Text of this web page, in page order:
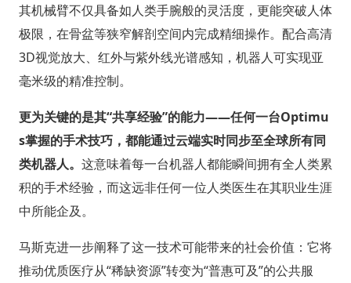
其机械臂不仅具备如人类手腕般的灵活度，更能突破人体
极限，在骨盆等狭窄解剖空间内完成精细操作。配合高清
3D视觉放大、红外与紫外线光谱感知，机器人可实现亚
毫米级的精准控制。
更为关键的是其“共享经验”的能力——任何一台Optimu
s掌握的手术技巧，都能通过云端实时同步至全球所有同
类机器人。 这意味着每一台机器人都能瞬间拥有全人类累
积的手术经验，而这远非任何一位人类医生在其职业生涯
中所能企及。
马斯克进一步阐释了这一技术可能带来的社会价值：它将
推动优质医疗从“稀缺资源”转变为“普惠可及”的公共服